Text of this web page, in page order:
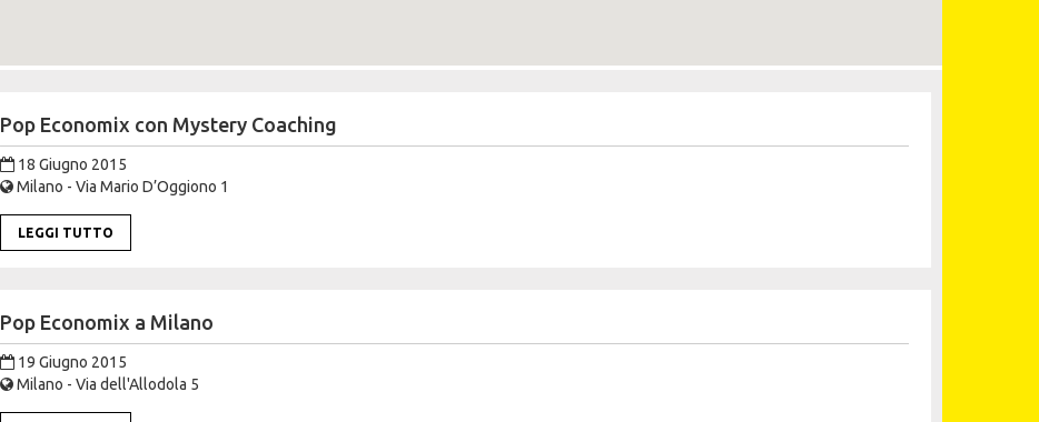
Pop Economix con Mystery Coaching
18 Giugno 2015
Milano - Via Mario D’Oggiono 1
LEGGI TUTTO
Pop Economix a Milano
19 Giugno 2015
Milano - Via dell'Allodola 5